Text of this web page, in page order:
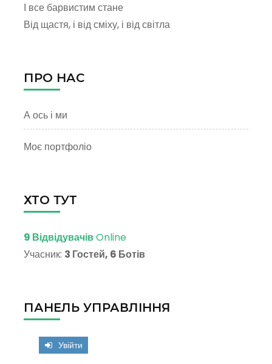
І все барвистим стане
Від щастя, і від сміху, і від світла
ПРО НАС
А ось і ми
Моє портфоліо
ХТО ТУТ
9 ВідвідувачівOnline
Учасник: 3 Гостей, 6 Ботів
ПАНЕЛЬ УПРАВЛІННЯ
Увійти